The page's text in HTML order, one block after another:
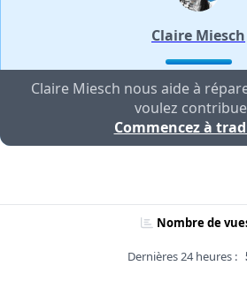
Claire Miesch
Claire Miesch nous aide à
voulez
Commencez à
Nombre de
Dernières 24 heures :